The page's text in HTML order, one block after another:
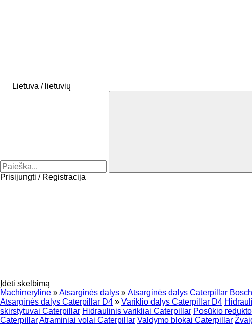
Lietuva / lietuvių
Prisijungti / Registracija
Įdėti skelbimą
Machineryline »Atsarginės dalys »Atsarginės dalys Caterpillar
Atsarginės dalys Caterpillar D4 » Variklio dalys Caterpillar D4
skirstytuvai Caterpillar Hidraulinis varikliai Caterpillar Posūkio
CaterpillarAtraminiai volai Caterpillar Valdymo blokai Caterpillar